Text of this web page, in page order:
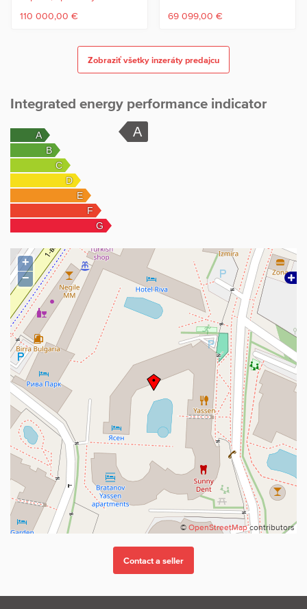
110 000,00 € 69 099,00 €
Zobraziť všetky inzeráty predajcu
Integrated energy performance indicator
+
−
© OpenStreetMapcontributors